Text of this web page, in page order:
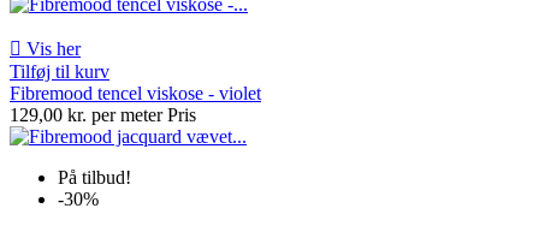
 Vis her
Tilføj til kurv
Fibremood tencel viskose - violet
129,00 kr. per meter Pris
På tilbud!
-30%